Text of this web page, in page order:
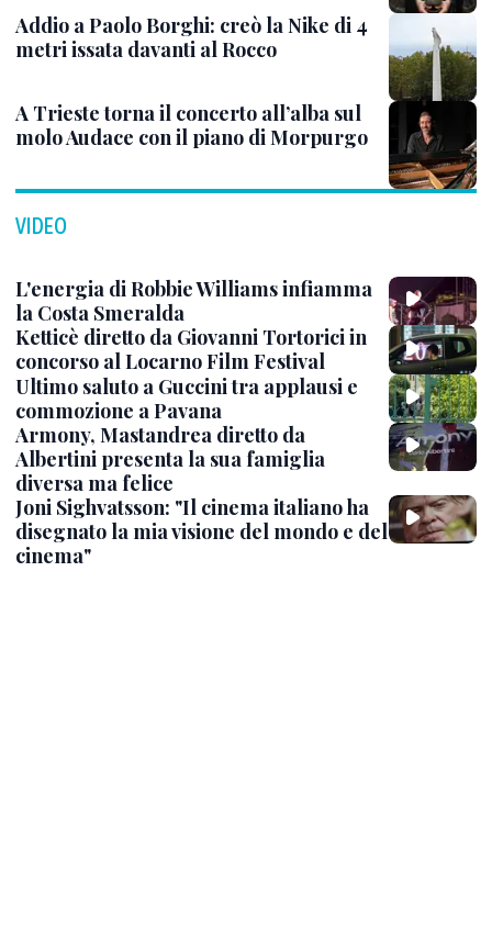
Addio a Paolo Borghi: creò la Nike di 4
metri issata davanti al Rocco
A Trieste torna il concerto all’alba sul
molo Audace con il piano di Morpurgo
VIDEO
L'energia di Robbie Williams infiamma
la Costa Smeralda
Ketticè diretto da Giovanni Tortorici in
concorso al Locarno Film Festival
Ultimo saluto a Guccini tra applausi e
commozione a Pavana
Armony, Mastandrea diretto da
Albertini presenta la sua famiglia
diversa ma felice
Joni Sighvatsson: "Il cinema italiano ha
disegnato la mia visione del mondo e del
cinema"